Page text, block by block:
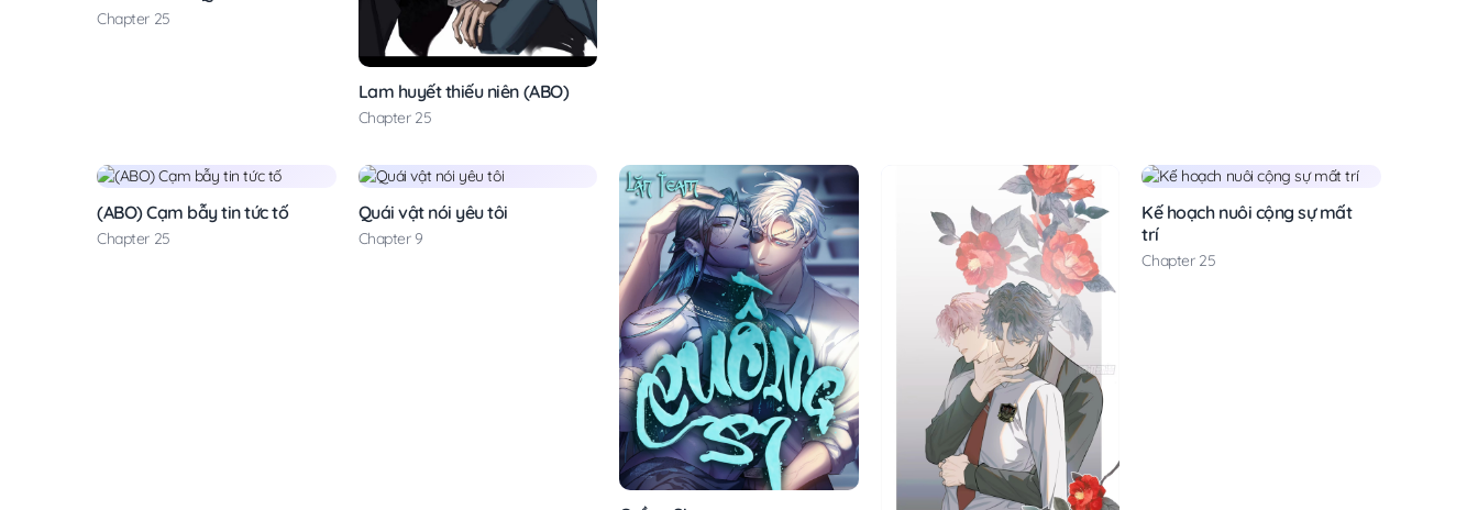
Chapter 25
Lam huyết thiếu niên (ABO)
Chapter 25
(ABO) Cạm bẫy tin tức tố
Chapter 25
Quái vật nói yêu tôi
Chapter 9
Kế hoạch nuôi cộng sự mất
trí
Chapter 25